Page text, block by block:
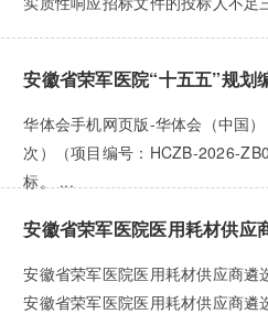
安徽省荣军医院“十五五”规划
华体会手机网页版-华体会（中国
次）（项目编号：HCZB-2026-
标。 ...
安徽省荣军医院医用耗材供应
安徽省荣军医院医用耗材供应商
安徽省荣军医院医用耗材供应商